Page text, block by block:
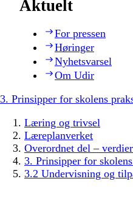
Aktuelt
For pressen
Høringer
Nyhetsvarsel
Om Udir
3. Prinsipper for skolens
Læring og trivsel
Læreplanverket
Overordnet del –
3. Prinsipper for
3.2 Undervisning og